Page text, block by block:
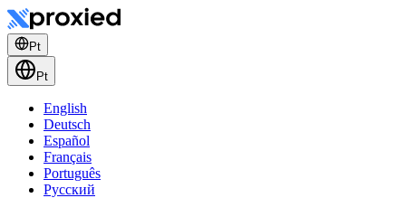
Pt
Pt
English
Deutsch
Español
Français
Português
Русский